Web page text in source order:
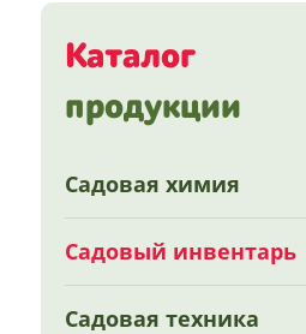
Каталог
продукции
Садовая химия
Садовый инвентарь
Садовая техника